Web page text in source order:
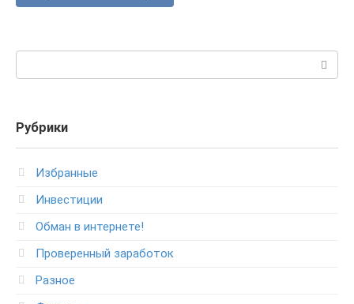
Рубрики
Избранные
Инвестиции
Обман в интернете!
Проверенный заработок
Разное